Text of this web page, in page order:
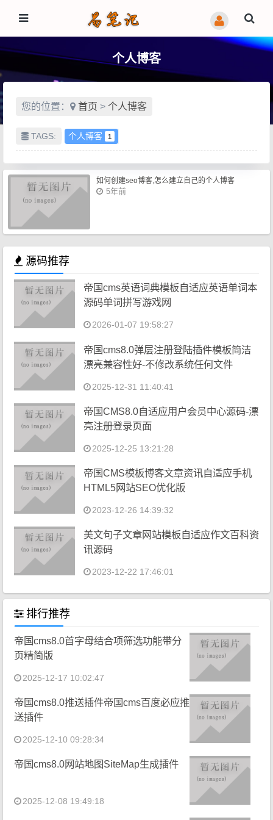
个人博客
您的位置： 首页 > 个人博客
TAGS: 个人博客 1
如何创建seo博客,怎么建立自己的个人博客
5年前
源码推荐
帝国cms英语词典模板自适应英语单词本
源码单词拼写游戏网
2026-01-07 19:58:27
帝国cms8.0弹层注册登陆插件模板简洁
漂亮兼容性好-不修改系统任何文件
2025-12-31 11:40:41
帝国CMS8.0自适应用户会员中心源码-漂
亮注册登录页面
2025-12-25 13:21:28
帝国CMS模板博客文章资讯自适应手机
HTML5网站SEO优化版
2023-12-26 14:39:32
美文句子文章网站模板自适应作文百科资
讯源码
2023-12-22 17:46:01
排行推荐
帝国cms8.0首字母结合项筛选功能带分
页精简版
2025-12-17 10:02:47
帝国cms8.0推送插件帝国cms百度必应推
送插件
2025-12-10 09:28:34
帝国cms8.0网站地图SiteMap生成插件
2025-12-08 19:49:18